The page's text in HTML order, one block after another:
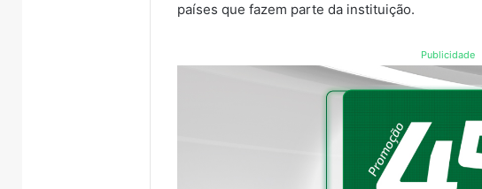
países que fazem parte da instituição.
Publicidade